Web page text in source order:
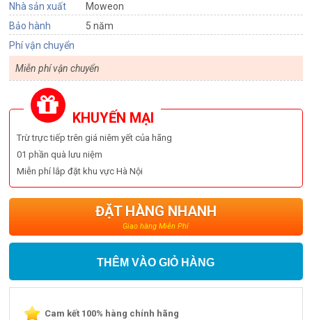
Nhà sản xuất
Moweon
Bảo hành
5 năm
Phí vận chuyển
Miễn phí vận chuyển
KHUYẾN MẠI
Trừ trực tiếp trên giá niêm yết của hãng
01 phần quà lưu niệm
Miễn phí lắp đặt khu vực Hà Nội
ĐẶT HÀNG NHANH
Giao hàng Miễn Phí
THÊM VÀO GIỎ HÀNG
Cam kết 100% hàng chính hãng